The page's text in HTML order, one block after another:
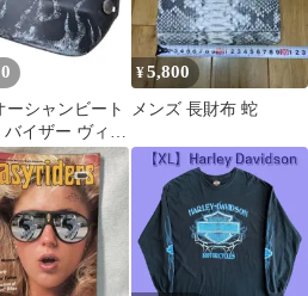
ーシャンビート
バイザー ヴィン
工 ハンドペイ
¥5,800
メンズ 長財布 蛇